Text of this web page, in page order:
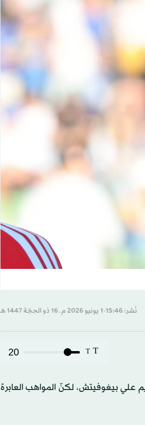
نُشر: 15:46-1 يونيو 2026 م ـ 16 ذو الحِجّة 1447 هـ
T
T
20
علي بيغوفيتش، لكنّ المواهب العابرة